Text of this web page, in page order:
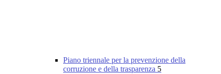
Piano triennale per la prevenzione della
corruzione e della trasparenza 5